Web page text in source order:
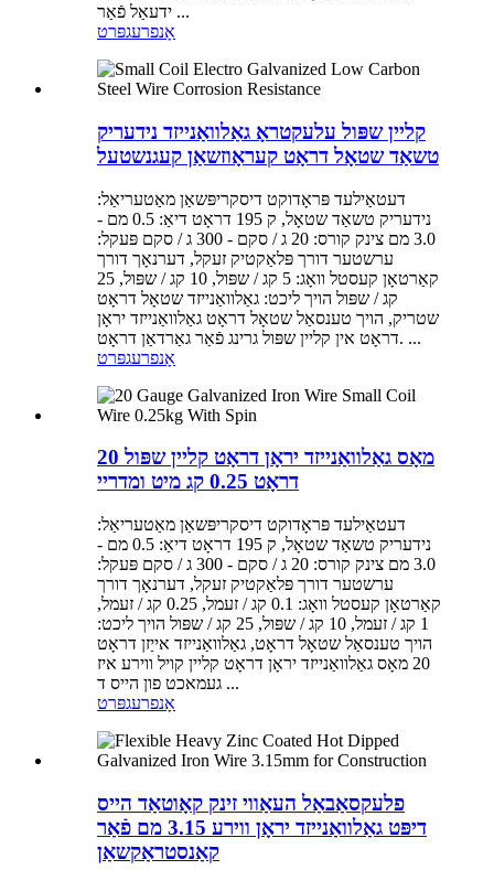
ידעאַל פֿאַר ...
אָנפרעגפּרט
קליין שפּול עלעקטראָ גאַלוואַנייזד נידעריק
טשאַד שטאָל דראָט קעראָוזשאַן קעגנשטעל
דעטאַילעד פּראָדוקט דיסקריפּשאַן מאַטעריאַל:
נידעריק טשאַד שטאָל, ק 195 דראָט דיאַ: 0.5 מם -
3.0 מם צינק קורס: 20 ג / סקם - 300 ג / סקם פּעקל:
ערשטער דורך פּלאַקטיק זעקל, דערנאָך דורך
קאַרטאָן קעסטל וואָג: 5 קג / שפּול, 10 קג / שפּול, 25
קג / שפּול הויך ליכט: גאַלוואַנייזד שטאָל דראָט
שטריק, הויך טענסאַל שטאָל דראָט גאַלוואַנייזד יראָן
דראָט אין קליין שפּול גרינג פֿאַר גאַרדאַן דראָט. ...
אָנפרעגפּרט
20 מאָס גאַלוואַנייזד יראָן דראָט קליין שפּול
דראָט 0.25 קג מיט ומדריי
דעטאַילעד פּראָדוקט דיסקריפּשאַן מאַטעריאַל:
נידעריק טשאַד שטאָל, ק 195 דראָט דיאַ: 0.5 מם -
3.0 מם צינק קורס: 20 ג / סקם - 300 ג / סקם פּעקל:
ערשטער דורך פּלאַקטיק זעקל, דערנאָך דורך
קאַרטאָן קעסטל וואָג: 0.1 קג / זעמל, 0.25 קג / זעמל,
1 קג / זעמל, 10 קג / שפּול, 25 קג / שפּול הויך ליכט:
הויך טענסאַל שטאָל דראָט, גאַלוואַנייזד אייַזן דראָט
20 מאָס גאַלוואַנייזד יראָן דראָט קליין קויל ווירע איז
געמאכט פון הייס ד ...
אָנפרעגפּרט
פלעקסאַבאַל העאַווי זינק קאָוטאַד הייס
דיפּט גאַלוואַנייזד יראָן ווירע 3.15 מם פֿאַר
קאַנסטראַקשאַן